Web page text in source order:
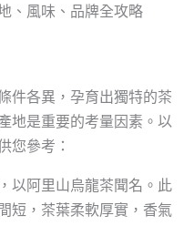
、風味、品牌全攻略
件各異，孕育出獨特的茶
地是重要的考量因素。以
您參考：
以阿里山烏龍茶聞名。此
短，茶葉柔軟厚實，香氣